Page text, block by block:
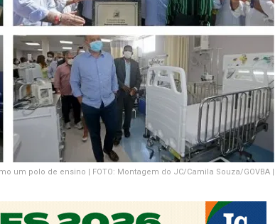
um polo de ensino | FOTO: Montagem do JC/Camila Souza/GOVBA |